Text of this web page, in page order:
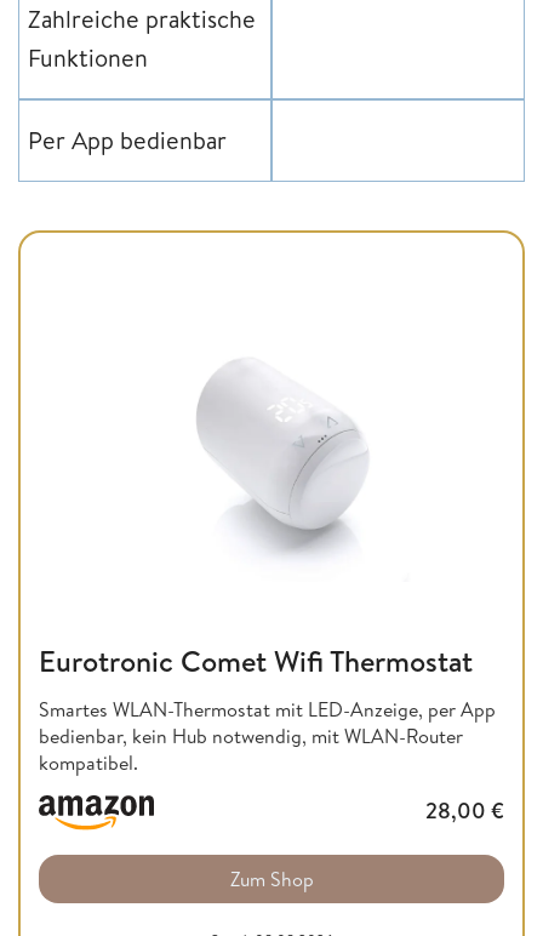
Zahlreiche praktische
Funktionen
Per App bedienbar
Eurotronic Comet Wifi Thermostat
Smartes WLAN-Thermostat mit LED-Anzeige, per App
bedienbar, kein Hub notwendig, mit WLAN-Router
kompatibel.
28,00 €
Zum Shop